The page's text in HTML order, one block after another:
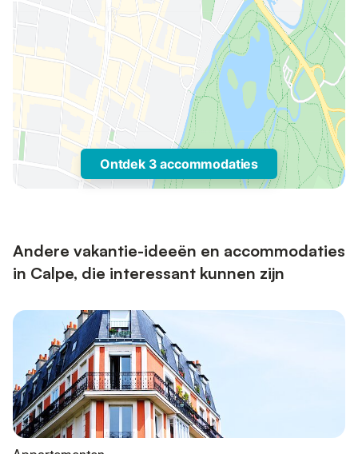
Ontdek 3 accommodaties
Andere vakantie-ideeën en accommodaties
in Calpe, die interessant kunnen zijn